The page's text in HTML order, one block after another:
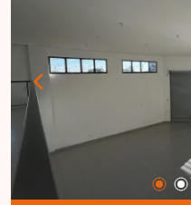
funcionalidade para o dia a dia.
dispõe de portaria 24
esportiva e quiosque
proporcionando mais
comodidade para toda a família.
oportunidade para
bem localizado, com
ótimo custo-
agende sua visita!